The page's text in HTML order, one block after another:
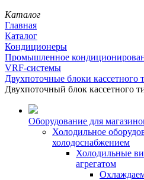
Каталог
Главная
Каталог
Кондиционеры
Промышленное
VRF-системы
Двухпоточные блоки кассетного
Двухпоточный блок кассетного
Оборудование для
Холодильное
холодоснабжением
Холодильные
агрегатом